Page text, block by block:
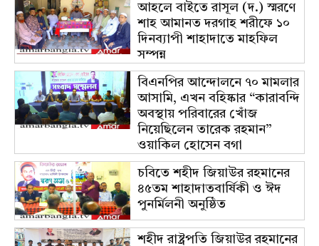
আহলে বাইতে রাসূল (দ.) স্মরণে
শাহ আমানত দরগাহ শরীফে ১০
দিনব্যাপী শাহাদাতে মাহফিল
সম্পন্ন
বিএনপির আন্দোলনে ৭০ মামলার
আসামি, এখন বহিষ্কার “কারাবন্দি
অবস্থায় পরিবারের খোঁজ
নিয়েছিলেন তারেক রহমান”
ওয়াকিল হোসেন বগা
চবিতে শহীদ জিয়াউর রহমানের
৪৫তম শাহাদাতবার্ষিকী ও ঈদ
পুনর্মিলনী অনুষ্ঠিত
শহীদ রাষ্ট্রপতি জিয়াউর রহমানের